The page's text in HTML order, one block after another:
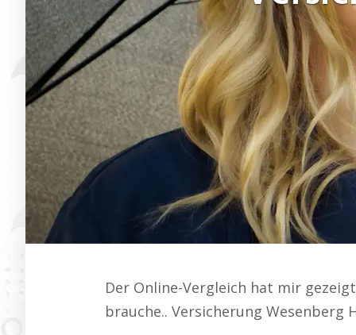
Der Online-Vergleich hat mir
brauche.. Versicherung Wesenberg